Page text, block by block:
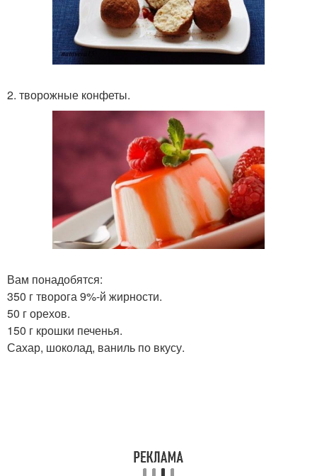
2. творожные конфеты.
Вам понадобятся:
350 г творога 9%-й жирности.
50 г орехов.
150 г крошки печенья.
Сахар, шоколад, ваниль по вкусу.